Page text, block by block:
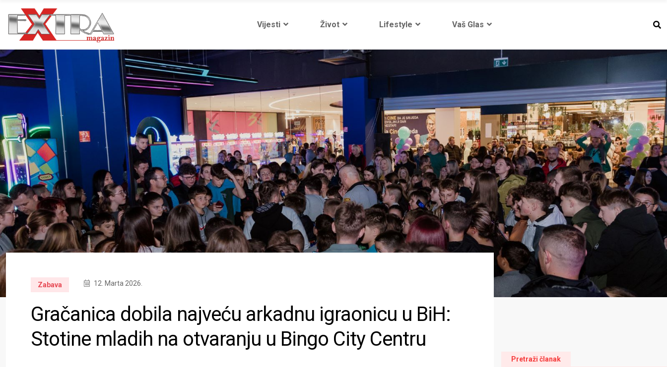
Vijesti Život Lifestyle Vaš Glas
Zabava 12. Marta 2026.
Gračanica dobila najveću arkadnu igraonicu u BiH:
Stotine mladih na otvaranju u Bingo City Centru
Pretraži članak